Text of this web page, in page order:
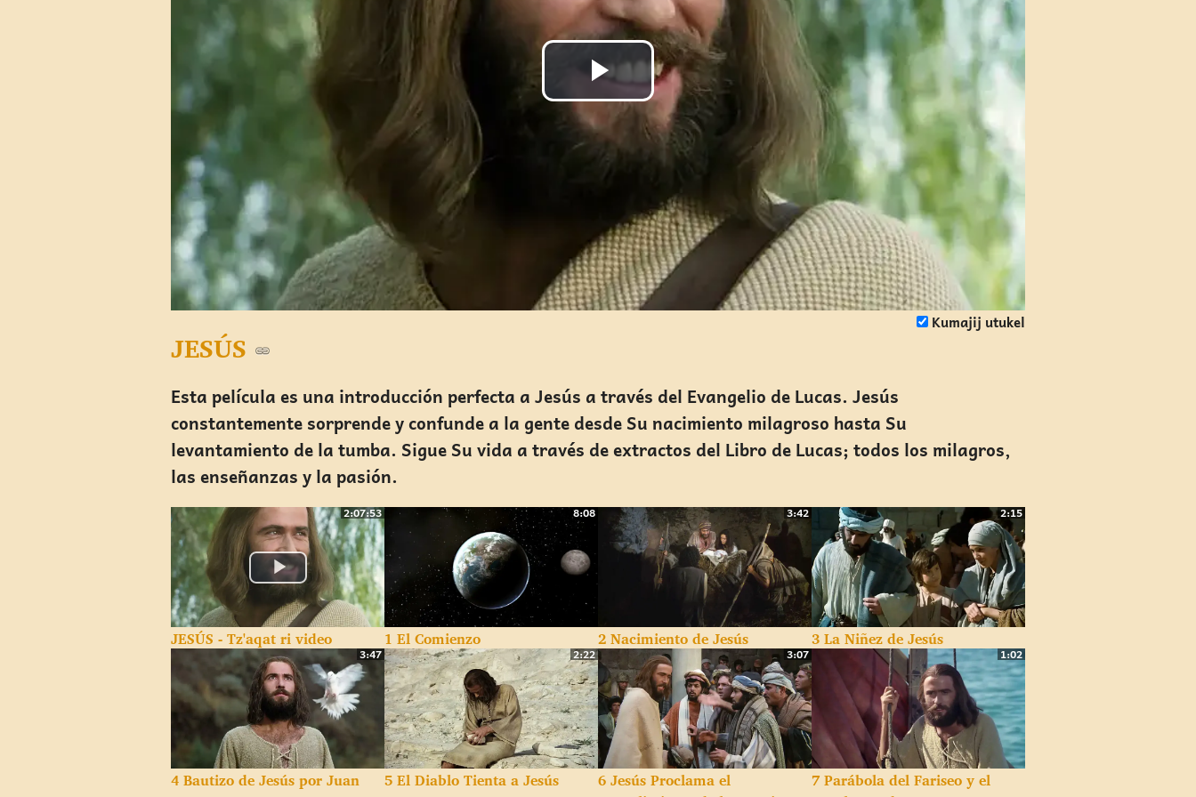
Reproducir
Vídeo
Kumajij utukel
JESÚS
Esta película es una introducción perfecta a Jesús a través del Evangelio de Lucas. Jesús
constantemente sorprende y confunde a la gente desde Su nacimiento milagroso hasta Su
levantamiento de la tumba. Sigue Su vida a través de extractos del Libro de Lucas; todos los milagros,
las enseñanzas y la pasión.
2:07:53
JESÚS - Tz'aqat ri video
8:08
1 El Comienzo
3:42
2 Nacimiento de Jesús
2:15
3 La Niñez de Jesús
3:47
4 Bautizo de Jesús por Juan
2:22
5 El Diablo Tienta a Jesús
3:07
6 Jesús Proclama el
1:02
7 Parábola del Fariseo y el